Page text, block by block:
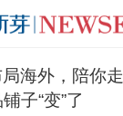
海外，陪你走
子“变”了